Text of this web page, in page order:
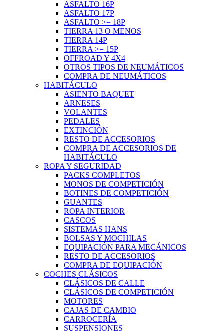
ASFALTO 16P
ASFALTO 17P
ASFALTO >= 18P
TIERRA 13 O MENOS
TIERRA 14P
TIERRA >= 15P
OFFROAD Y 4X4
OTROS TIPOS DE NEUMÁTICOS
COMPRA DE NEUMÁTICOS
HABITÁCULO
ASIENTO BAQUET
ARNESES
VOLANTES
PEDALES
EXTINCIÓN
RESTO DE ACCESORIOS
COMPRA DE ACCESORIOS DE
HABITÁCULO
ROPA Y SEGURIDAD
PACKS COMPLETOS
MONOS DE COMPETICIÓN
BOTINES DE COMPETICIÓN
GUANTES
ROPA INTERIOR
CASCOS
SISTEMAS HANS
BOLSAS Y MOCHILAS
EQUIPACIÓN PARA MECÁNICOS
RESTO DE ACCESORIOS
COMPRA DE EQUIPACIÓN
COCHES CLÁSICOS
CLÁSICOS DE CALLE
CLÁSICOS DE COMPETICIÓN
MOTORES
CAJAS DE CAMBIO
CARROCERÍA
SUSPENSIONES